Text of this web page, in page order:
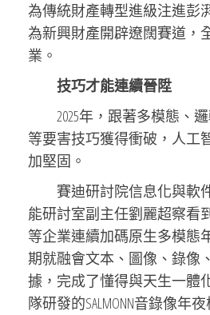
為傳統財產轉型進級注進彭
為新興財產開辟遼闊賽道，
業。
技巧才能連續晉陞
2025年，跟著多模態、
等要害技巧獲得衝破，人工
加堅固。
賽迪研討院信息化與軟
能研討室副主任劉麗超察看
等企業連續加碼原生多模態
期就融會文本、圖像、錄像
據，完成了懂得與天生一體
隊研發的SALMONN音錄像年